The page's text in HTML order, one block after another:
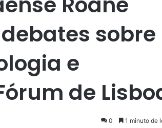
sobre
e
de
0 1 minuto de